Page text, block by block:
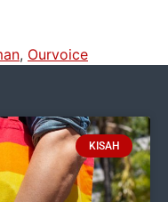
, Ourvoice
KISAH